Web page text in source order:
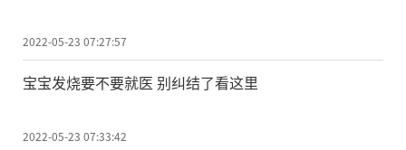
2022-05-23 07:27:57
宝宝发烧要不要就医 别纠结了看这里
2022-05-23 07:33:42